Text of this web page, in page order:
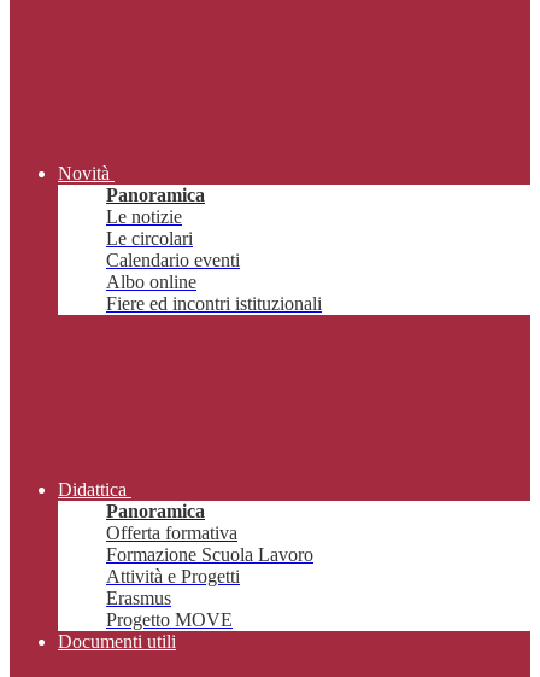
Novità
Panoramica
Le notizie
Le circolari
Calendario eventi
Albo online
Fiere ed incontri istituzionali
Didattica
Panoramica
Offerta formativa
Formazione Scuola Lavoro
Attività e Progetti
Erasmus
Progetto MOVE
Documenti utili